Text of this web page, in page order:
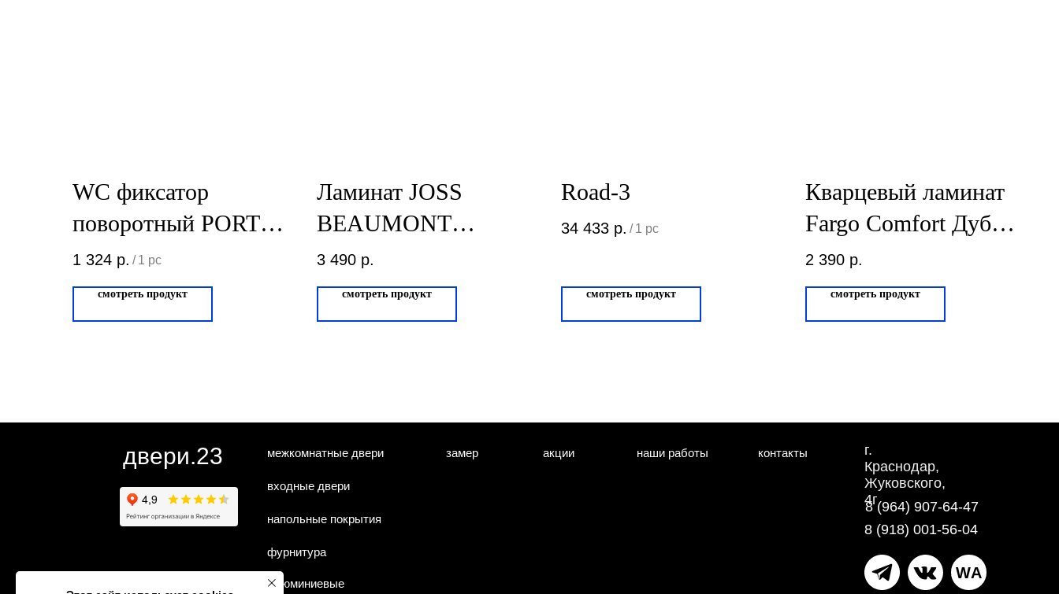
WC фиксатор
поворотный PORTA
DI PARMA WC.011
Матовое золото
WC.011.07
1 324 р. / 1 pc
смотреть продукт
Ламинат JOSS
BEAUMONT
GUSTO Бальмен
3 490 р.
смотреть продукт
Road-3
34 433 р. / 1 pc
смотреть продукт
Кварцевый ламинат
Fargo Comfort Дуб
Карамельный 366-
2B
2 390 р.
смотреть продукт
двери.23
напольные покрытия
межкомнатные двери
входные двери
фурнитура
замер акции наши работы контакты
г.
Краснодар,
Жуковского,
4г
8 (918) 001-56-04
8 (964) 907-64-47
WA
алюминиевые